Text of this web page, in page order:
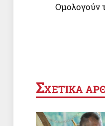
Ομολογούν
ΣΧΕΤΙΚΑ